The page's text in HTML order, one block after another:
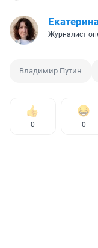
Журналист
Владимир Путин
0 0